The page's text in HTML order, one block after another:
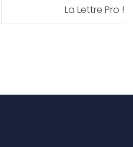
La Lettre Pro !